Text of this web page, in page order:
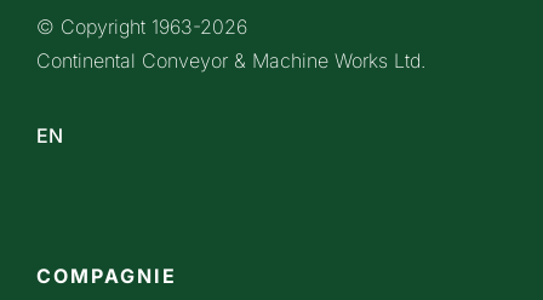
© Copyright 1963-2026
Continental Conveyor & Machine Works Ltd.
EN
COMPAGNIE